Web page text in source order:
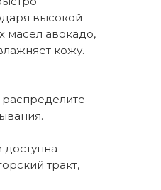
высокой
масел авокадо,
кожу.
доступна
тракт,